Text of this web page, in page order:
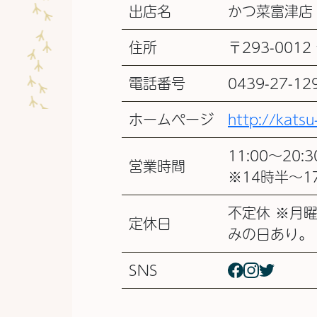
出店名
かつ菜富津店
住所
〒293-0012
電話番号
0439-27-
ホームページ
http://
営業時間
11:00～
※14時半～
定休日
不定休 ※月
みの日あり。
SNS